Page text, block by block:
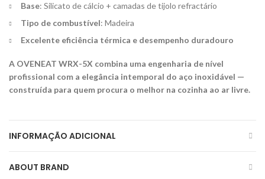
Base: Silicato de cálcio + camadas de tijolo refractário
Tipo de combustível: Madeira
Excelente eficiência térmica e desempenho duradouro
A OVENEAT WRX-5X combina uma engenharia de nível
profissional com a elegância intemporal do aço inoxidável —
construída para quem procura o melhor na cozinha ao ar livre.
INFORMAÇÃO ADICIONAL
ABOUT BRAND